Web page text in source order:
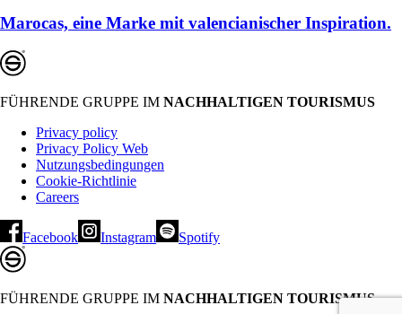
Marocas, eine Marke mit valencianischer Inspiration.
FÜHRENDE GRUPPE IM NACHHALTIGEN TOURISMUS
Privacy policy
Privacy Policy Web
Nutzungsbedingungen
Cookie-Richtlinie
Careers
Facebook Instagram Spotify
FÜHRENDE GRUPPE IM NACHHALTIGEN TOURISMUS